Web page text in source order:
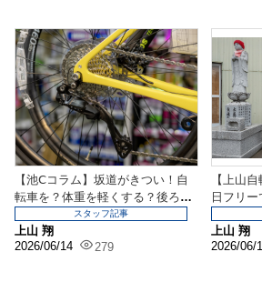
【池Ⅽコラム】坂道がきつい！自
転車を？体重を軽くする？後ろの
歯を変えると結構変わ...
上山 翔
2026/06/14
279
スタッフ記事
【上山
日フリ
行って
上山 翔
2026/06/